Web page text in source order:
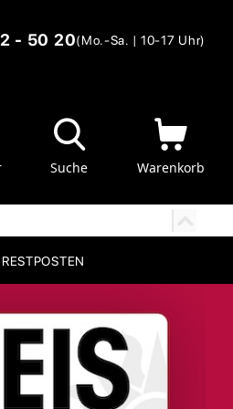
- 50 20(Mo.-Sa. | 10-17 Uhr)
Suche Warenkorb
RESTPOSTEN